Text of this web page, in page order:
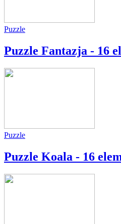
Puzzle
Puzzle Fantazja - 16
Puzzle
Puzzle Koala - 16